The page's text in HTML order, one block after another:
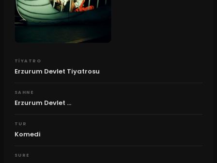
TIYATRO
Erzurum Devlet Tiyatrosu
SAHNE
Erzurum Devlet ...
TUR
Komedi
SURE